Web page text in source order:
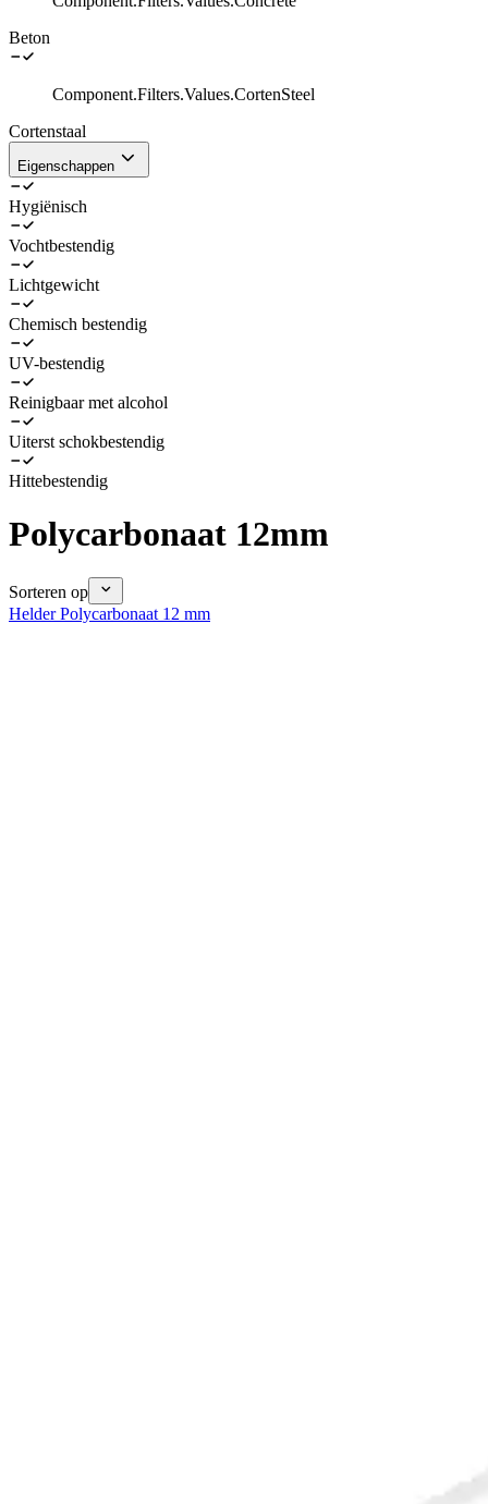
Beton
Component.Filters.Values.CortenSteel
Cortenstaal
Eigenschappen
Hygiënisch
Vochtbestendig
Lichtgewicht
Chemisch bestendig
UV-bestendig
Reinigbaar met alcohol
Uiterst schokbestendig
Hittebestendig
Polycarbonaat 12mm
Sorteren op
Helder Polycarbonaat 12 mm